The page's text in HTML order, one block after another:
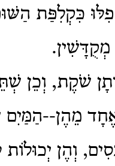
כִּקְלִפַּת
שֹׁקֶת, וְכֵן
מֵהֶן--הַמַּיִם
וְהֶן